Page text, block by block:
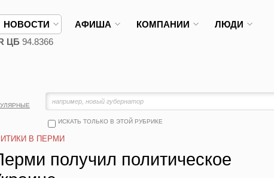
НОВОСТИ АФИША КОМПАНИИ ЛЮДИ
ЦБ 94.8366
ИСКАТЬ ТОЛЬКО В ЭТОЙ РУБРИКЕ
В ПЕРМИ
получил политическое